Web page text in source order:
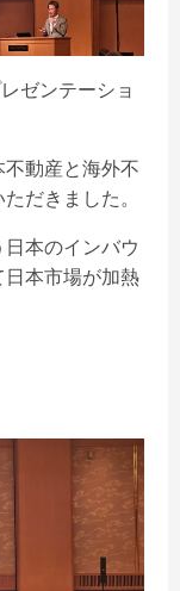
ゼンテーショ
動産と海外不
だきました。
本のインバウ
本市場が加熱